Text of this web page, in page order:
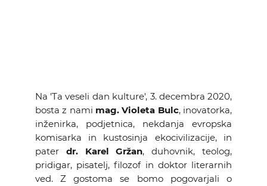
Na 'Ta veseli dan kulture', 3. decembra 2020,
bosta z nami mag. Violeta Bulc, inovatorka,
inženirka, podjetnica, nekdanja evropska
komisarka in kustosinja ekocivilizacije, in
pater dr. Karel Gržan, duhovnik, teolog,
pridigar, pisatelj, filozof in doktor literarnih
ved. Z gostoma se bomo pogovarjali o